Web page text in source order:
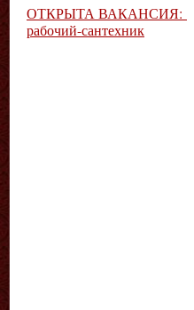
ОТКРЫТА ВАКАНСИЯ:
рабочий-сантехник